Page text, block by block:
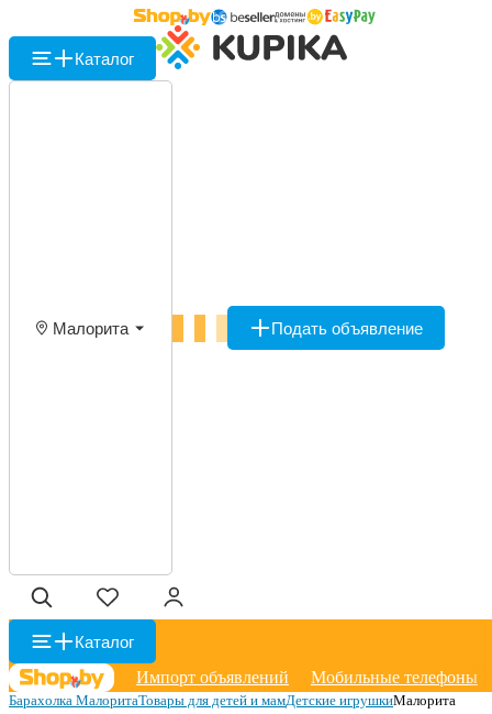
Каталог
Малорита Подать объявление
Каталог
Импорт объявлений
Мобильные телефоны
Барахолка МалоритаТовары для детей и мамДетские игрушкиМалорита